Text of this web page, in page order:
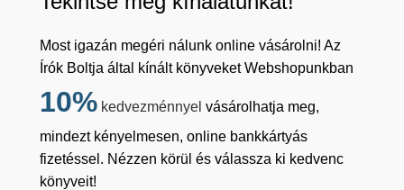
Most igazán megéri nálunk online vásárolni! Az
Írók Boltja által kínált könyveket Webshopunkban
10% kedvezménnyel vásárolhatja meg,
mindezt kényelmesen, online bankkártyás
fizetéssel. Nézzen körül és válassza ki kedvenc
könyveit!